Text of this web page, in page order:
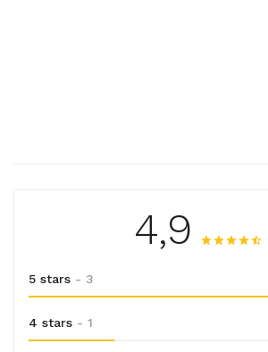
4,9
5 stars - 3
4 stars - 1